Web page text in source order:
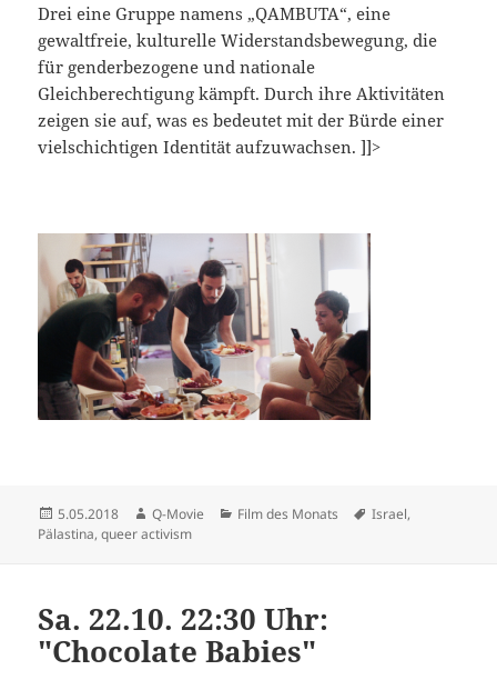
Drei eine Gruppe namens „QAMBUTA“, eine
gewaltfreie, kulturelle Widerstandsbewegung, die
für genderbezogene und nationale
Gleichberechtigung kämpft. Durch ihre Aktivitäten
zeigen sie auf, was es bedeutet mit der Bürde einer
vielschichtigen Identität aufzuwachsen.]]>
Veröffentlicht
am
5.05.2018 Autor
Q-Movie Kategorien
Film des Monats Schlagwörter
Israel,
Pälastina,queer activism
Sa. 22.10. 22:30 Uhr:
"Chocolate Babies"